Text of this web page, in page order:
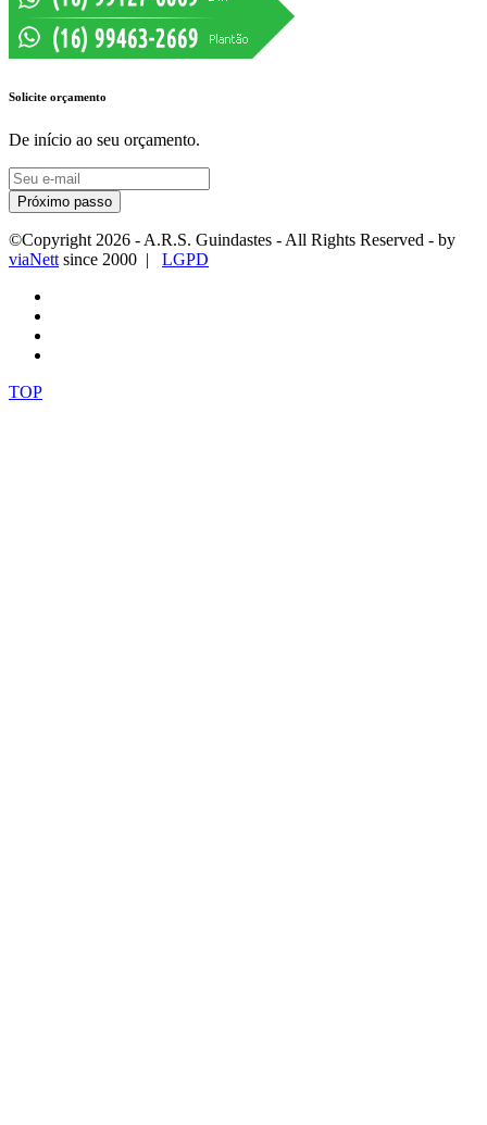
Solicite orçamento
De início ao seu orçamento.
Próximo passo
©Copyright 2026 - A.R.S. Guindastes - All Rights Reserved - by
viaNett since 2000 | LGPD
TOP